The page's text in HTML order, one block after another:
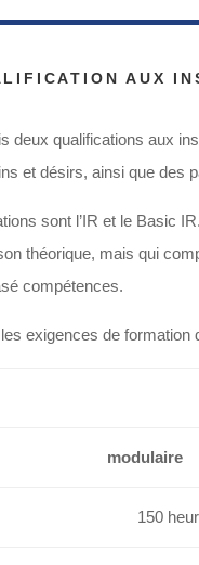
AUX
deux qualifications aux
et désirs, ainsi que des
sont l’IR et le Basic
théorique, mais qui
compétences.
exigences de formation
modulaire
150